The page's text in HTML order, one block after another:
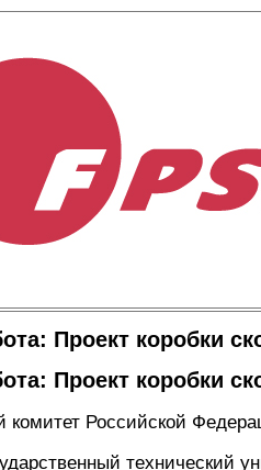
Проект коробки
Проект коробки
комитет Российской
технический